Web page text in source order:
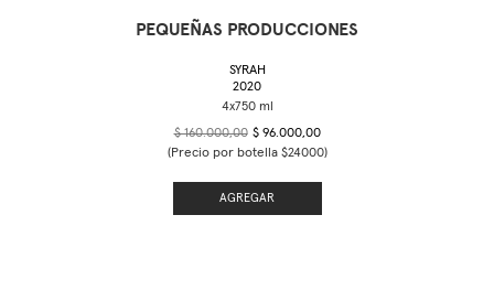
PEQUEÑAS PRODUCCIONES
SYRAH
2020
$ 160.000,00 $ 96.000,00
(Precio por botella $24000)
AGREGAR